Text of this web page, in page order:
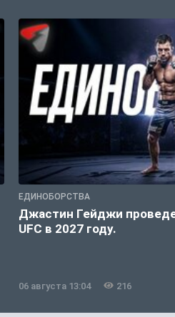
ЕДИНОБОРСТВА
Джастин Гейджи
UFC в 2027 году.
06 августа 13:04 216